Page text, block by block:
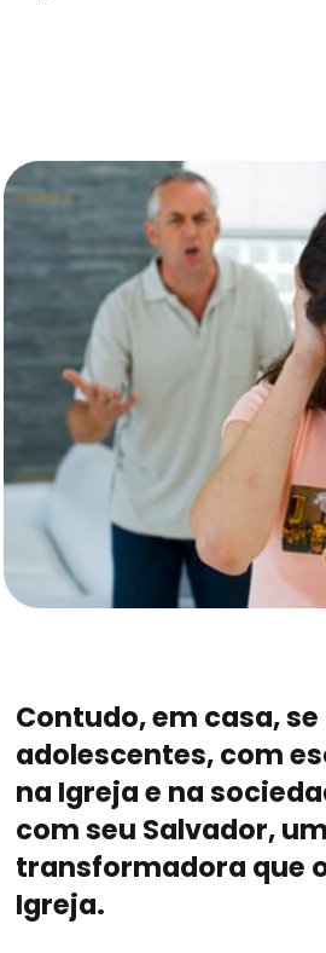
Contudo, em casa,
adolescentes, com
na Igreja e na
com seu Salvador,
transformadora que
Igreja.